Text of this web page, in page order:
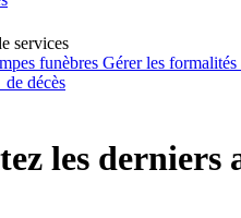
services
funèbres Gérer les formalités
de décès
les